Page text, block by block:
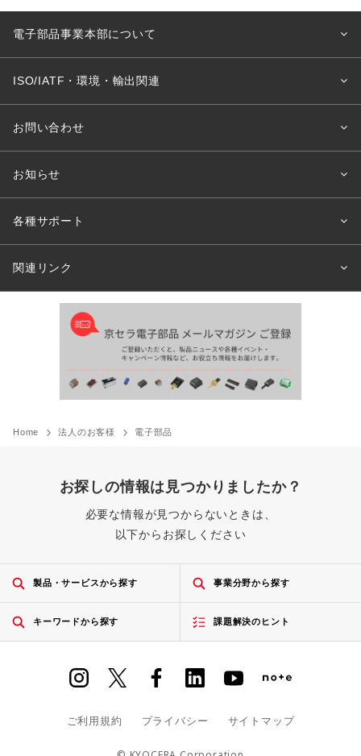
電子部品事業本部について
ISO/IATF・環境・輸出関連
お問い合わせ
お知らせ
各種サポート
関連リンク
Home 法人のお客様 電子部品
お探しの情報は見つかりましたか？
必要な情報が見つからないときは、
以下からお探しください
製品・サービスから探す 事業分野から探す
キーワードから探す 課題解決のヒント
ご利用規約 プライバシー サイトマップ